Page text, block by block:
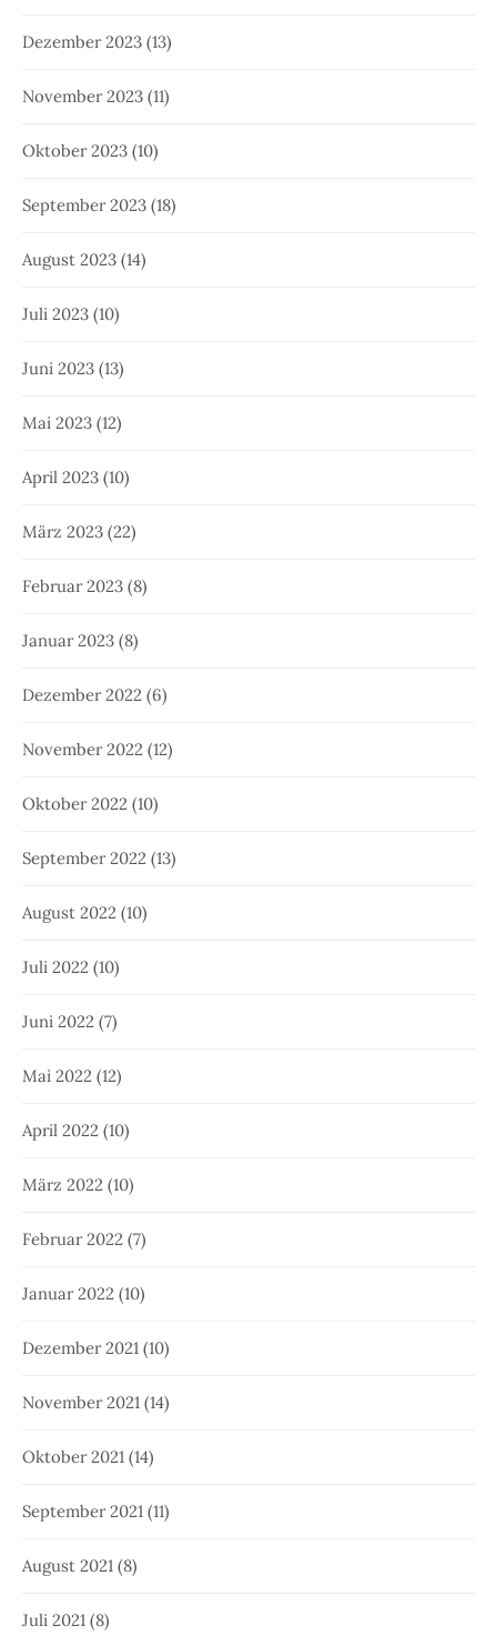
Dezember 2023 (13)
November 2023 (11)
Oktober 2023 (10)
September 2023 (18)
August 2023 (14)
Juli 2023 (10)
Juni 2023 (13)
Mai 2023 (12)
April 2023 (10)
März 2023 (22)
Februar 2023 (8)
Januar 2023 (8)
Dezember 2022 (6)
November 2022 (12)
Oktober 2022 (10)
September 2022 (13)
August 2022 (10)
Juli 2022 (10)
Juni 2022 (7)
Mai 2022 (12)
April 2022 (10)
März 2022 (10)
Februar 2022 (7)
Januar 2022 (10)
Dezember 2021 (10)
November 2021 (14)
Oktober 2021 (14)
September 2021 (11)
August 2021 (8)
Juli 2021 (8)